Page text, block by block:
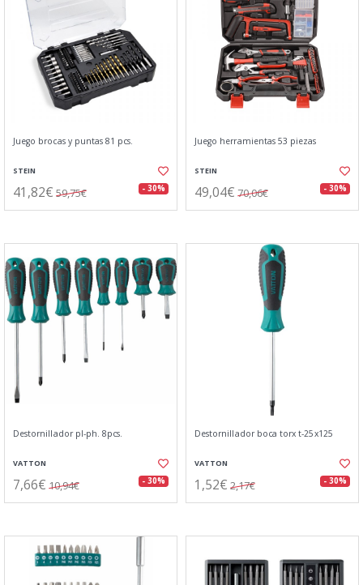
Juego brocas y puntas 81 pcs.
STEIN
41,82€ 59,75€ - 30%
Juego herramientas 53 piezas
STEIN
49,04€ 70,06€ - 30%
Destornillador pl-ph. 8pcs.
VATTON
7,66€ 10,94€ - 30%
Destornillador boca torx t-25x125
VATTON
1,52€ 2,17€ - 30%